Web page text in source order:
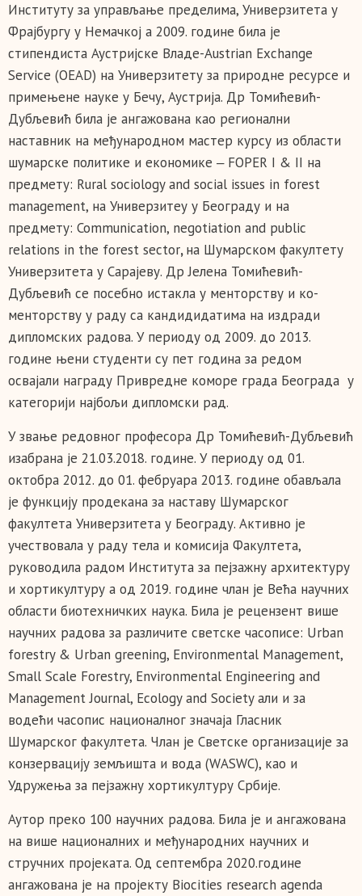
Институту за управљање пределима, Универзитета у
Фрајбургу у Немачкој а 2009. године била је
стипендиста Аустријске Владе-Austrian Exchange
Service (OEAD) на Универзитету за природне ресурсе и
примењене науке у Бечу, Аустрија. Др Томићевић-
Дубљевић била је ангажована као регионални
наставник на међународном мастер курсу из области
шумарске политике и економике ‒ FOPER I & II на
предмету: Rural sociology and social issues in forest
management, на Универзитеу у Београду и на
предмету: Communication, negotiation and public
relations in the forest sector,на Шумарском факултету
Универзитета у Сарајеву. Др Јелена Томићевић-
Дубљевић се посебно истакла у менторству и ко-
менторству у раду са кандидидатима на издради
дипломских радова. У периоду од 2009. до 2013.
године њени студенти су пет година за редом
освајали награду Привредне коморе града Београда у
категорији најбољи дипломски рад.
У звање редовног професора Др Томићевић-Дубљевић
изабрана је 21.03.2018. године. У периоду од 01.
октобра 2012. до 01. фебруара 2013. године обављала
је функцију продекана за наставу Шумарског
факултета Универзитета у Београду. Активно је
учествовала у раду тела и комисија Факултета,
руководила радом Института за пејзажну архитектуру
и хортикултуру а од 2019. године члан је Већа научних
области биотехничких наука. Била је рецензент више
научних радова за различите светске часописе: Urban
forestry & Urban greening, Environmental Management,
Small Scale Forestry, Environmental Engineering and
Management Journal, Ecology and Society али и за
водећи часопис националног значаја Гласник
Шумарског факултета. Члан је Светске организације за
конзервацију земљишта и вода (WASWC), као и
Удружења за пејзажну хортикултуру Србије.
Аутор преко 100 научних радова. Била је и ангажована
на више националних и међународних научних и
стручних пројеката. Од септембра 2020.године
ангажована је на пројекту Biocities research agenda